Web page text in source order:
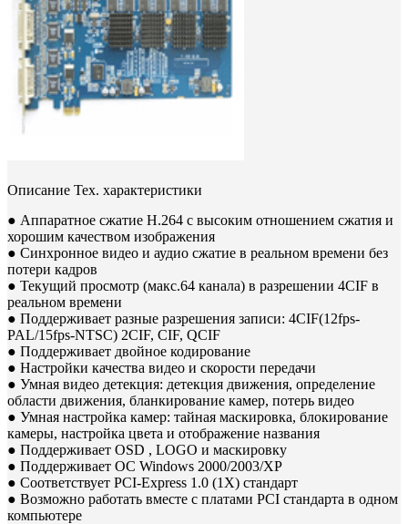
Описание Тех. характеристики
● Аппаратное сжатие Н.264 с высоким отношением сжатия и
хорошим качеством изображения
● Синхронное видео и аудио сжатие в реальном времени без
потери кадров
● Текущий просмотр (макс.64 канала) в разрешении 4CIF в
реальном времени
● Поддерживает разные разрешения записи: 4CIF(12fps-
PAL/15fps-NTSC) 2CIF, CIF, QCIF
● Поддерживает двойное кодирование
● Настройки качества видео и скорости передачи
● Умная видео детекция: детекция движения, определение
области движения, бланкирование камер, потерь видео
● Умная настройка камер: тайная маскировка, блокирование
камеры, настройка цвета и отображение названия
● Поддерживает OSD , LOGO и маскировку
● Поддерживает OС Windows 2000/2003/XP
● Соответствует PCI-Express 1.0 (1X) стандарт
● Возможно работать вместе с платами PCI стандарта в одном
компьютере